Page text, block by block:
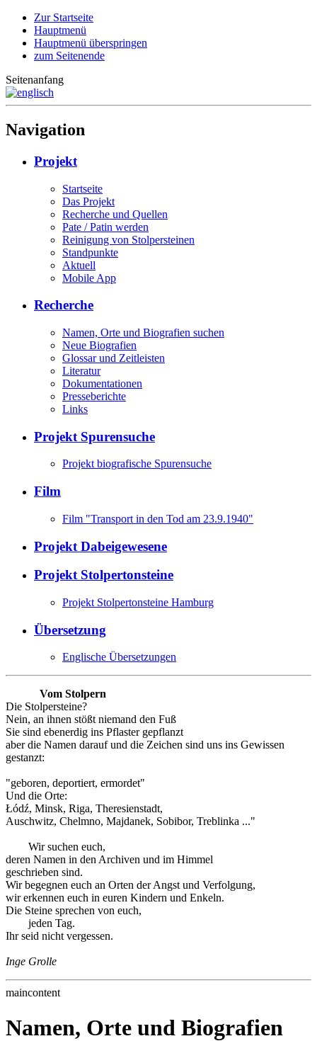
Zur Startseite
Hauptmenü
Hauptmenü überspringen
zum Seitenende
Seitenanfang
Navigation
Projekt
Startseite
Das Projekt
Recherche und Quellen
Pate / Patin werden
Reinigung von Stolpersteinen
Standpunkte
Aktuell
Mobile App
Recherche
Namen, Orte und Biografien suchen
Neue Biografien
Glossar und Zeitleisten
Literatur
Dokumentationen
Presseberichte
Links
Projekt Spurensuche
Projekt biografische Spurensuche
Film
Film "Transport in den Tod am 23.9.1940"
Projekt Dabeigewesene
Projekt Stolpertonsteine
Projekt Stolpertonsteine Hamburg
Übersetzung
Englische Übersetzungen
Vom Stolpern
Die Stolpersteine?
Nein, an ihnen stößt niemand den Fuß
Sie sind ebenerdig ins Pflaster gepflanzt
aber die Namen darauf und die Zeichen sind uns ins Gewissen
gestanzt:
"geboren, deportiert, ermordet"
Und die Orte:
Łódź, Minsk, Riga, Theresienstadt,
Auschwitz, Chelmno, Majdanek, Sobibor, Treblinka ..."
Wir suchen euch,
deren Namen in den Archiven und im Himmel
geschrieben sind.
Wir begegnen euch an Orten der Angst und Verfolgung,
wir erkennen euch in euren Kindern und Enkeln.
Die Steine sprechen von euch,
jeden Tag.
Ihr seid nicht vergessen.
Inge Grolle
maincontent
Namen, Orte und Biografien